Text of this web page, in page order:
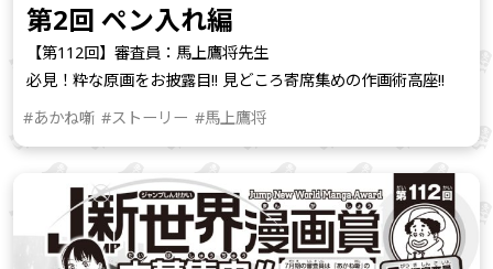
第2回 ペン入れ編
【第112回】審査員：馬上鷹将先生
必見！粋な原画をお披露目!! 見どころ寄席集めの作画術高座!!
#あかね噺 #ストーリー #馬上鷹将